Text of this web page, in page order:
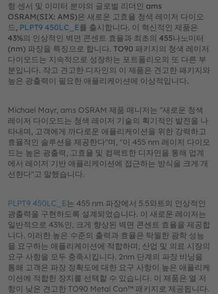
형 센서 및 이미터 분야의 글로벌 리더인 ams
OSRAM(SIX: AMS)은 새로운 고효율 청색 레이저 다이오
드, PLPT9 450LC_E를 출시합니다. 이 혁신적인 제품은
43%의 인상적인 벽면 콘센트 효율과 최초의 455나노미터
(nm) 파장을 특징으로 합니다. TO90 패키지의 청색 레이저
다이오드는 지속적으로 성장하는 포트폴리오의 또 다른 부
분입니다. 작고 견고한 디자인의 이 제품은 견고한 패키지와
높은 광출력이 필요한 애플리케이션에 이상적입니다.
Michael Mayr, ams OSRAM 제품 매니저는 "새로운 청색
레이저 다이오드는 청색 레이저 기술의 획기적인 발전을 나
타내며, 고객에게 까다로운 애플리케이션을 위한 강력하고
효율적인 솔루션을 제공한다"며, "이 455 nm 레이저 다이오
드는 높은 광출력, 고효율 및 컴팩트한 디자인을 통해 업계
에서 레이저 기반 애플리케이션에 접근하는 방식을 크게 개
선한다"고 말했습니다.
PLPT9 450LC_E는 455 nm 파장에서 5.5와트의 인상적인
광출력을 구현하도록 설계되었습니다. 이 새로운 레이저는
일반적으로 43%인, 크게 향상된 벽면 콘센트 효율을 제공합
니다. 이러한 높은 수준의 출력과 효율은 탁월한 광학 성능
을 요구하는 애플리케이션에 적합하며, 산업 및 의료 시장의
요구 사항을 모두 충족시킵니다. 2nm 단계의 파장 비닝을
통해 고객은 파장 정확도에 대한 요구 사항이 높은 애플리케
이션에 적합한 장치를 선택할 수 있습니다. 이 제품은 열 저
항이 낮은 견고한 TO90 Metal Can™ 패키지로 제공됩니다.